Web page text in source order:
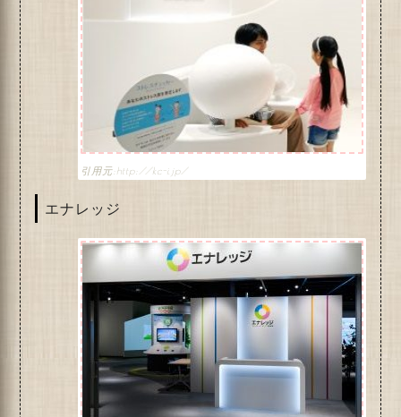
http://kc-i.jp/
エナレッジ